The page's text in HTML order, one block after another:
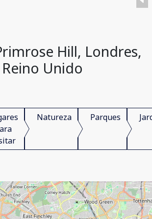
Hill, Londres,
Reino Unido
Natureza Parques